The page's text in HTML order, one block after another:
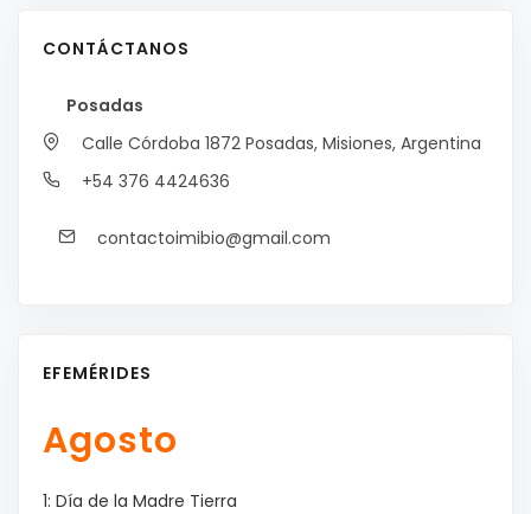
CONTÁCTANOS
Posadas
Calle Córdoba 1872 Posadas, Misiones, Argentina
+54 376 4424636
contactoimibio@gmail.com
EFEMÉRIDES
Agosto
1: Día de la Madre Tierra